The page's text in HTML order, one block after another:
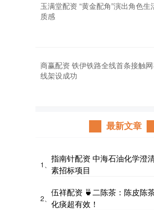
玉满堂配资 “黄金配角”演出角色生
质感
商赢配资 铁伊铁路全线首条接触
线架设成功
最新文章
1、
指南针配资 中海石油化学澄
素招标项目
2、
伍祥配资 🍵二陈茶：陈皮陈
化痰超有效！